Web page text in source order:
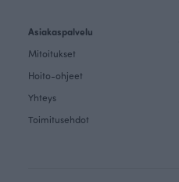
Asiakaspalvelu
Mitoitukset
Hoito-ohjeet
Yhteys
Toimitusehdot